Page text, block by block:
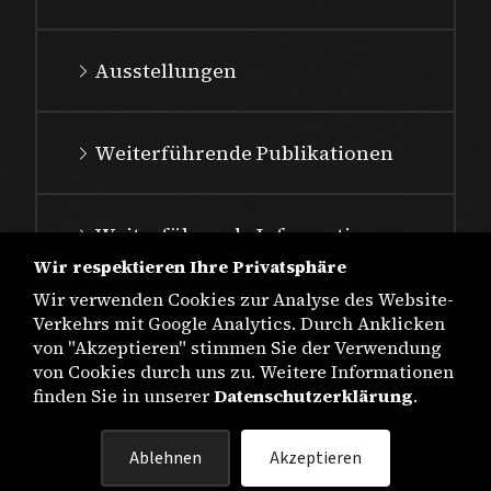
Ausstellungen
Weiterführende Publikationen
Weiterführende Informationen
DATENSCHUTZ
Wir respektieren Ihre Privatsphäre
Wir verwenden Cookies zur Analyse des Website-
Verkehrs mit Google Analytics. Durch Anklicken
von "Akzeptieren" stimmen Sie der Verwendung
von Cookies durch uns zu. Weitere Informationen
finden Sie in unsererDatenschutzerklärung.
Ablehnen Akzeptieren